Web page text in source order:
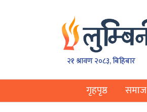
२१ श्रावण २०८३, बिहिबार
गृहपृष्ठ समाज